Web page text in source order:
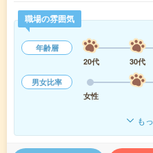
職場の雰囲気
年齢層
20代
30代
男女比率
女性
も